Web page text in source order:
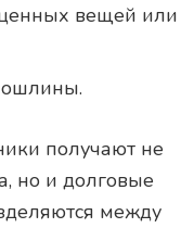
вещей или
получают не
но и долговые
между